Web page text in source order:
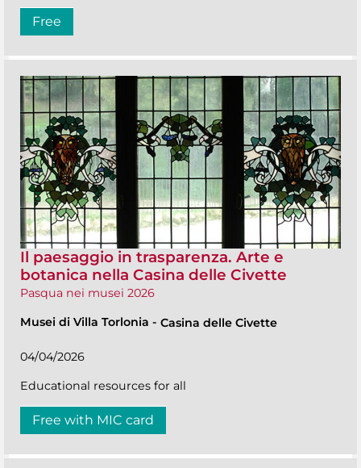
Free
Il paesaggio in trasparenza. Arte e
botanica nella Casina delle Civette
Pasqua nei musei 2026
Musei di Villa Torlonia - Casina delle Civette
04/04/2026
Educational resources for all
Free with MIC card